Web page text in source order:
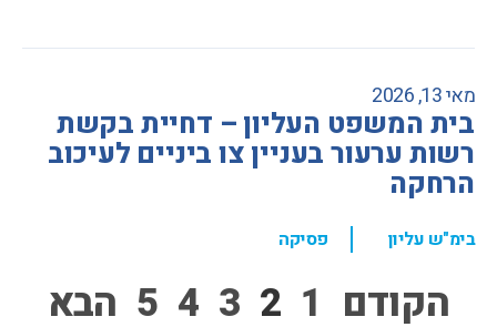
מאי 13, 2026
בית המשפט העליון – דחיית בקשת
רשות ערעור בעניין צו ביניים לעיכוב
הרחקה
בימ"ש עליון , פסיקה
הקודם 1
2
3
4
5 הבא